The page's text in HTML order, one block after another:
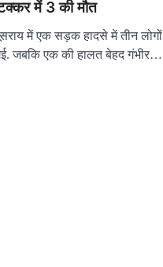
में 3 की मौत
में एक सड़क हादसे में तीन लोगों
जबकि एक की हालत बेहद गंभीर…